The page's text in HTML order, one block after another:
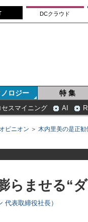
DCクラウド
ロジー 特 集
セスマイニング AI
オピニオン ＞ 木内里美の是正勧
らませる“
代表取締役社長）